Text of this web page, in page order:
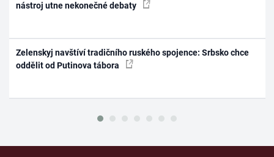
nástroj utne nekonečné debaty
Zelenskyj navštíví tradičního ruského spojence: Srbsko chce
oddělit od Putinova tábora